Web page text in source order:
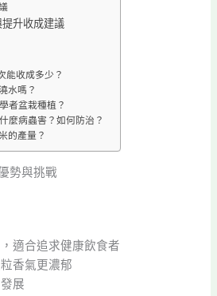
升收成建議
能收成多少？
水嗎？
者盆栽種植？
麼病蟲害？如何防治？
的產量？
勢與挑戰
適合追求健康飲食者
香氣更濃郁
展